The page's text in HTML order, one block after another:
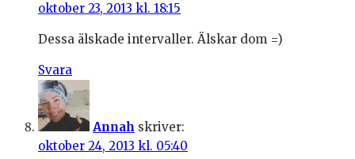
oktober 23, 2013 kl. 18:15
Dessa älskade intervaller. Älskar dom =)
Svara
Annah skriver:
oktober 24, 2013 kl. 05:40